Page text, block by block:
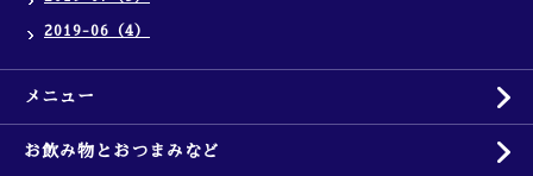
2019-06（4）
メニュー
お飲み物とおつまみなど